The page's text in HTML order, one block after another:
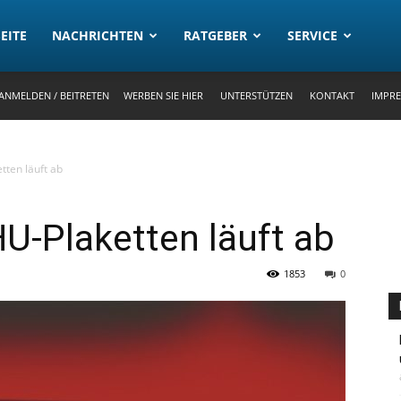
NACHRICHTEN RATGEBER SERVICE
/ BEITRETEN WERBEN SIE HIER UNTERSTÜTZEN KONTAKT
läuft ab
Plaketten läuft ab
0
1853